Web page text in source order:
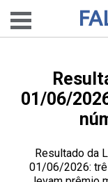
01/06/
Resultado da
01/06/2026: